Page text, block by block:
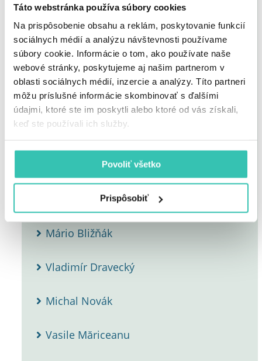
Táto webstránka používa súbory cookies
Na prispôsobenie obsahu a reklám, poskytovanie funkcií
sociálnych médií a analýzu návštevnosti používame
súbory cookie. Informácie o tom, ako používate naše
webové stránky, poskytujeme aj našim partnerom v
oblasti sociálnych médií, inzercie a analýzy. Títo partneri
môžu príslušné informácie skombinovať s ďalšími
údajmi, ktoré ste im poskytli alebo ktoré od vás získali,
keď ste používali ich služby.
Povoliť všetko
Prispôsobiť
Robert Kovařík
Ján Galamboš
Zdeno Cíger
Eva Cifrová
Štefan Bláha
Mário Bližňák
Vladimír Dravecký
Michal Novák
Vasile Măriceanu